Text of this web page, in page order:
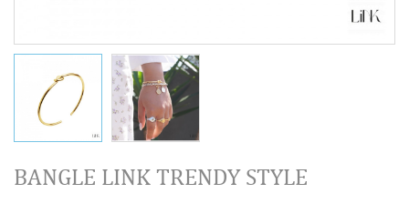
BANGLE LINK TRENDY STYLE